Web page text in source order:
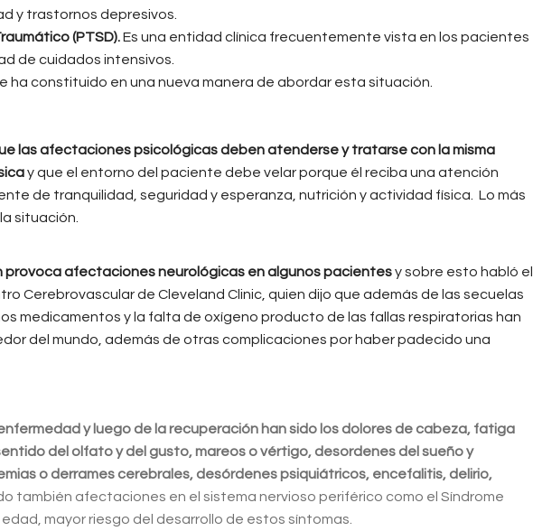
y trastornos depresivos.
(PTSD).Es una entidad clínica frecuentemente vista en los pacientes
de cuidados intensivos.
ha constituido en una nueva manera de abordar esta situación.
las afectaciones psicológicas deben atenderse y tratarse con la misma
y que el entorno del paciente debe velar porque él reciba una atención
de tranquilidad, seguridad y esperanza, nutrición y actividad física. Lo más
situación.
provoca afectaciones neurológicas en algunos pacientesy sobre esto habló el
Cerebrovascular de Cleveland Clinic, quien dijo que además de las secuelas
medicamentos y la falta de oxígeno producto de las fallas respiratorias han
del mundo, además de otras complicaciones por haber padecido una
y luego de la recuperación han sido los dolores de cabeza, fatiga
del olfato y del gusto, mareos o vértigo, desordenes del sueño y
o derrames cerebrales, desórdenes psiquiátricos, encefalitis, delirio,
también afectaciones en el sistema nervioso periférico como el Síndrome
mayor riesgo del desarrollo de estos síntomas.